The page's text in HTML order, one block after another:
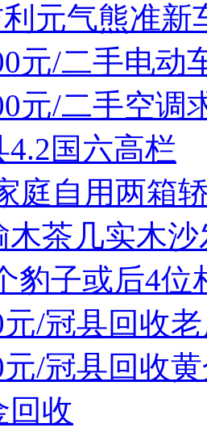
元气熊准新
元/二手电动
元/二手空调
国六高栏
庭自用两箱
木茶几实木
豹子或后4位
/冠县回收
/冠县回收
回收